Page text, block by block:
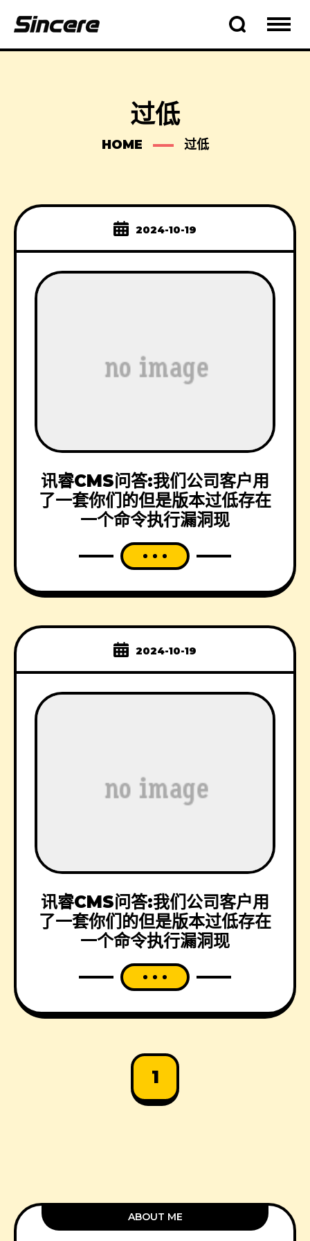
过低
HOME 过低
2024-10-19
讯睿CMS问答:我们公司客户用
了一套你们的但是版本过低存在
一个命令执行漏洞现
2024-10-19
讯睿CMS问答:我们公司客户用
了一套你们的但是版本过低存在
一个命令执行漏洞现
1
ABOUT ME